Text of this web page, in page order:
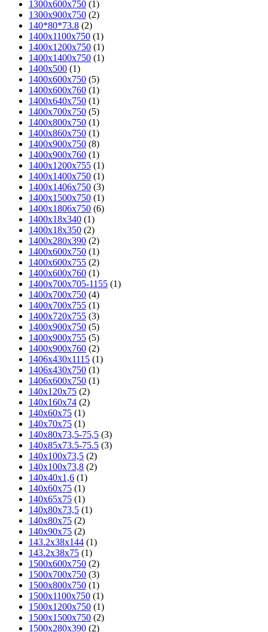
1300х600х750 (1)
1300х900х750 (2)
140*80*73.8 (2)
1400x1100x750 (1)
1400x1200x750 (1)
1400x1400x750 (1)
1400x500 (1)
1400x600x750 (5)
1400x600x760 (1)
1400x640x750 (1)
1400x700x750 (5)
1400x800x750 (1)
1400x860x750 (1)
1400x900x750 (8)
1400x900x760 (1)
1400х1200х755 (1)
1400х1400х750 (1)
1400х1406х750 (3)
1400х1500х750 (1)
1400х1806х750 (6)
1400х18х340 (1)
1400х18х350 (2)
1400х280х390 (2)
1400х600х750 (1)
1400х600х755 (2)
1400х600х760 (1)
1400х700х705-1155 (1)
1400х700х750 (4)
1400х700х755 (1)
1400х720х755 (3)
1400х900х750 (5)
1400х900х755 (5)
1400х900х760 (2)
1406х430х1115 (1)
1406х430х750 (1)
1406х600х750 (1)
140x120x75 (2)
140x160x74 (2)
140x60x75 (1)
140x70x75 (1)
140x80x73,5-75,5 (3)
140x85x73.5-75.5 (3)
140х100х73,5 (2)
140х100х73,8 (2)
140х40х1,6 (1)
140х60х75 (1)
140х65х75 (1)
140х80х73,5 (1)
140х80х75 (2)
140х90х75 (2)
143.2x38x144 (1)
143.2x38x75 (1)
1500x600x750 (2)
1500x700x750 (3)
1500x800x750 (1)
1500х1100х750 (1)
1500х1200х750 (1)
1500х1500х750 (2)
1500х280х390 (2)